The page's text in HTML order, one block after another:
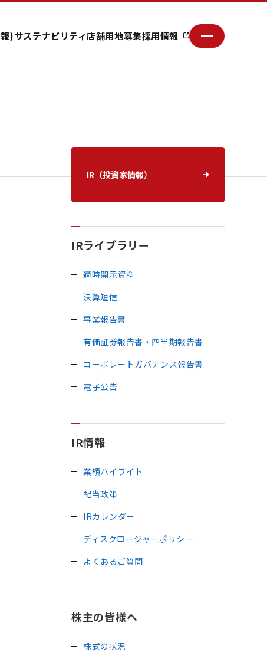
)サステナビリティ店舗用地募集採用情報
IR（投資家情報）
IRライブラリー
適時開示資料
決算短信
事業報告書
有価証券報告書・四半期報告書
コーポレートガバナンス報告書
電子公告
IR情報
業績ハイライト
配当政策
IRカレンダー
ディスクロージャーポリシー
よくあるご質問
株主の皆様へ
株式の状況